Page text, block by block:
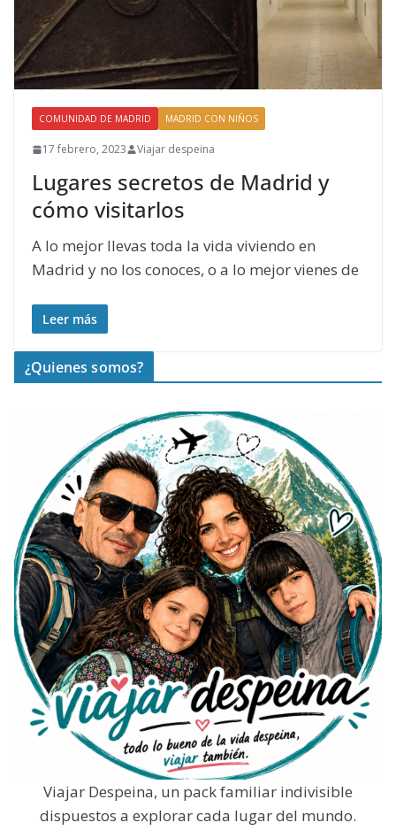
COMUNIDAD DE MADRID MADRID CON NIÑOS
17 febrero, 2023 Viajar despeina
Lugares secretos de Madrid y
cómo visitarlos
A lo mejor llevas toda la vida viviendo en
Madrid y no los conoces, o a lo mejor vienes de
Leer más
¿Quienes somos?
Viajar Despeina, un pack familiar indivisible
dispuestos a explorar cada lugar del mundo.